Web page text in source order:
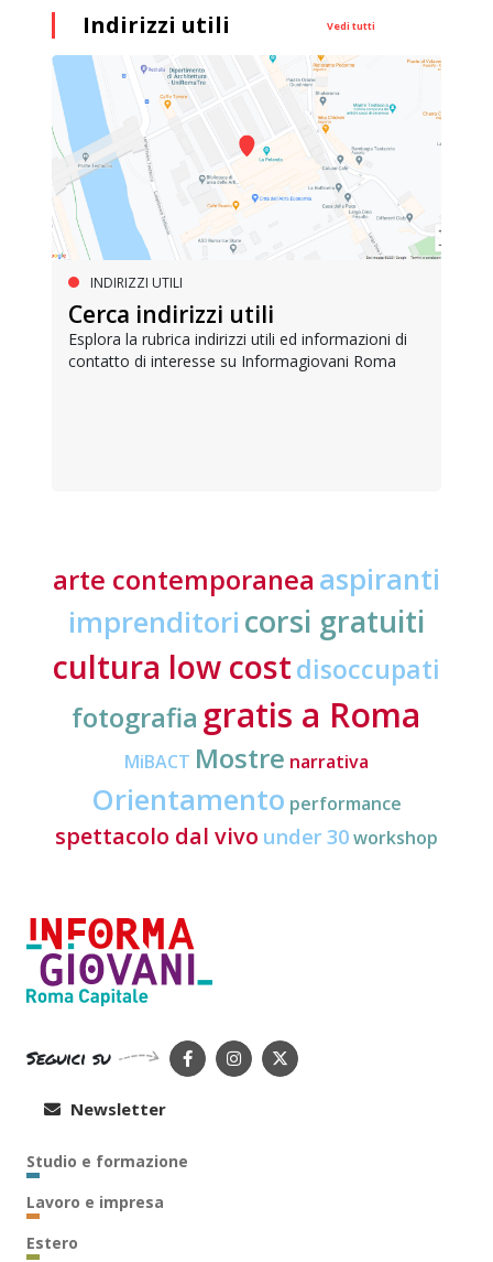
Indirizzi utili Vedi tutti
INDIRIZZI UTILI
Cerca indirizzi utili
Esplora la rubrica indirizzi utili ed informazioni di
contatto di interesse su Informagiovani Roma
arte contemporanea aspiranti
imprenditori corsi gratuiti
cultura low costdisoccupati
fotografia gratis a Roma
MiBACT Mostre narrativa
Orientamento performance
spettacolo dal vivo under 30workshop
Seguici su
Newsletter
Studio e formazione
Lavoro e impresa
Estero